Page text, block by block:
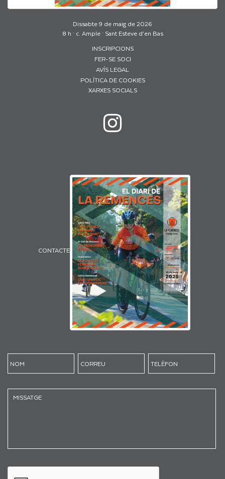
Dissabte 9 de maig de 2026
8 h · c. Ample · Sant Esteve d’en Bas
INSCRIPCIONS
FER-SE SOCI
AVÍS LEGAL
POLÍTICA DE COOKIES
XARXES SOCIALS
CONTACTE